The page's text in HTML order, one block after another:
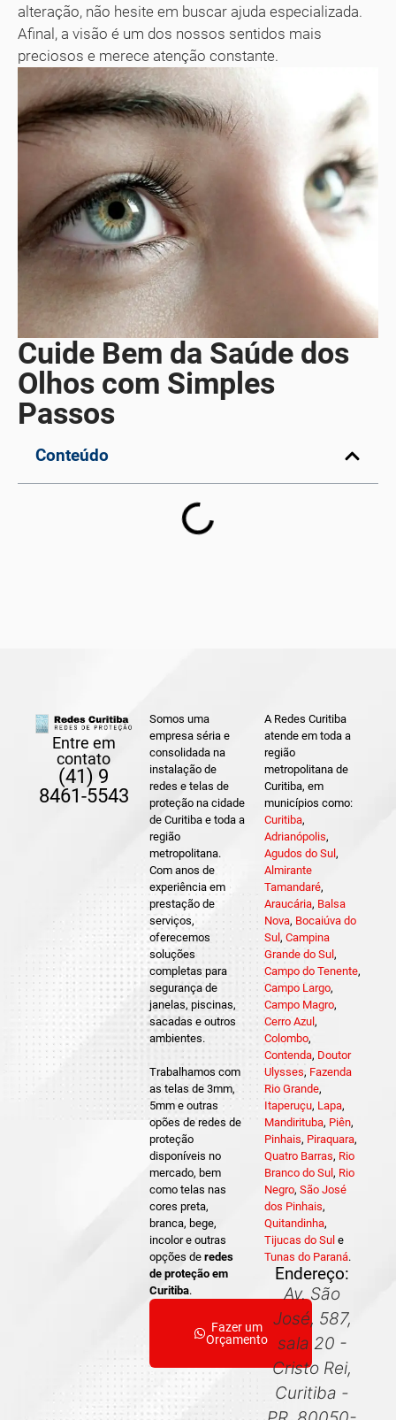
alteração, não hesite em buscar ajuda especializada.
Afinal, a visão é um dos nossos sentidos mais
preciosos e merece atenção constante.
Cuide Bem da Saúde dos
Olhos com Simples
Passos
Conteúdo
Entre em
contato
(41) 9
8461-5543
Somos uma
empresa séria e
consolidada na
instalação de
redes e telas de
proteção na cidade
de Curitiba e toda a
região
metropolitana.
Com anos de
experiência em
prestação de
serviços,
oferecemos
soluções
completas para
segurança de
janelas, piscinas,
sacadas e outros
ambientes.
Trabalhamos com
as telas de 3mm,
5mm e outras
opões de redes de
proteção
disponíveis no
mercado, bem
como telas nas
cores preta,
branca, bege,
incolor e outras
opções deredes
de proteção em
Curitiba.
Fazer um
Orçamento
A Redes Curitiba
atende em toda a
região
metropolitana de
Curitiba, em
municípios como:
Curitiba,
Adrianópolis,
Agudos do Sul ,
Almirante
Tamandaré,
Araucária, Balsa
Nova, Bocaiúva do
Sul , Campina
Grande do Sul ,
Campo do Tenente,
Campo Largo,
Campo Magro,
Cerro Azul ,
Colombo,
Contenda, Doutor
Ulysses, Fazenda
Rio Grande,
Itaperuçu, Lapa,
Mandirituba, Piên,
Pinhais, Piraquara,
Quatro Barras, Rio
Branco do Sul , Rio
Negro, São José
dos Pinhais,
Quitandinha,
Tijucas do Sul e
Tunas do Paraná.
Endereço:
Av. São
José, 587,
sala 20 -
Cristo Rei,
Curitiba -